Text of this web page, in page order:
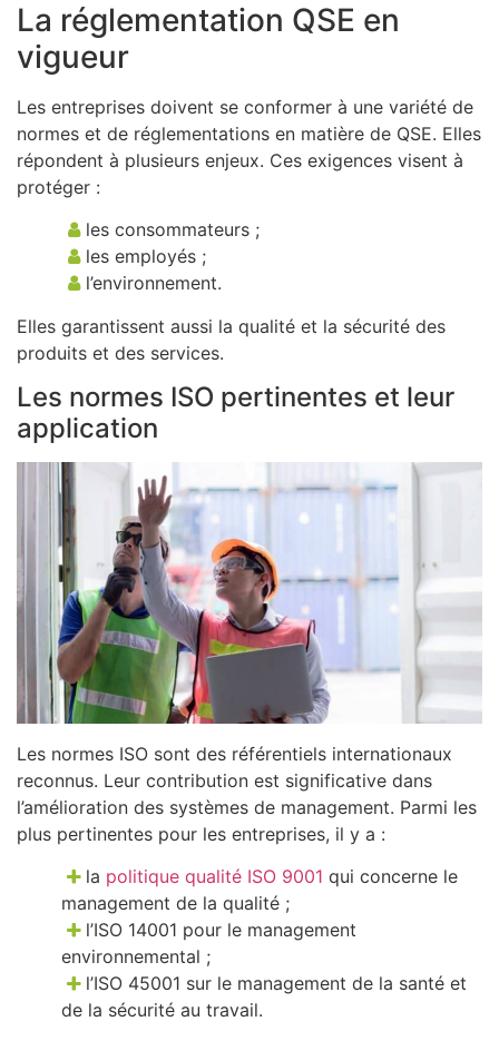
La réglementation QSE en
vigueur
Les entreprises doivent se conformer à une variété de
normes et de réglementations en matière de QSE. Elles
répondent à plusieurs enjeux. Ces exigences visent à
protéger :
les consommateurs ;
les employés ;
l’environnement.
Elles garantissent aussi la qualité et la sécurité des
produits et des services.
Les normes ISO pertinentes et leur
application
Les normes ISO sont des référentiels internationaux
reconnus. Leur contribution est significative dans
l’amélioration des systèmes de management. Parmi les
plus pertinentes pour les entreprises, il y a :
la politique qualité ISO 9001 qui concerne le
management de la qualité ;
l’ISO 14001 pour le management
environnemental ;
l’ISO 45001 sur le management de la santé et
de la sécurité au travail.